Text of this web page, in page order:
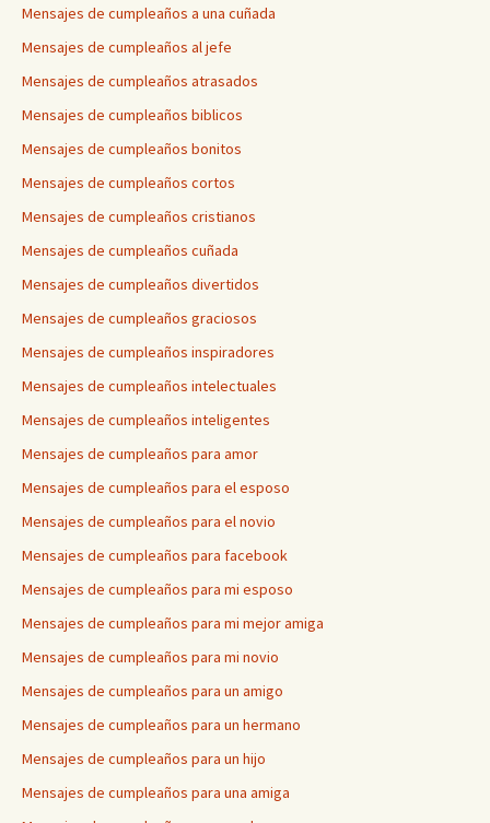
Mensajes de cumpleaños a una cuñada
Mensajes de cumpleaños al jefe
Mensajes de cumpleaños atrasados
Mensajes de cumpleaños biblicos
Mensajes de cumpleaños bonitos
Mensajes de cumpleaños cortos
Mensajes de cumpleaños cristianos
Mensajes de cumpleaños cuñada
Mensajes de cumpleaños divertidos
Mensajes de cumpleaños graciosos
Mensajes de cumpleaños inspiradores
Mensajes de cumpleaños intelectuales
Mensajes de cumpleaños inteligentes
Mensajes de cumpleaños para amor
Mensajes de cumpleaños para el esposo
Mensajes de cumpleaños para el novio
Mensajes de cumpleaños para facebook
Mensajes de cumpleaños para mi esposo
Mensajes de cumpleaños para mi mejor amiga
Mensajes de cumpleaños para mi novio
Mensajes de cumpleaños para un amigo
Mensajes de cumpleaños para un hermano
Mensajes de cumpleaños para un hijo
Mensajes de cumpleaños para una amiga